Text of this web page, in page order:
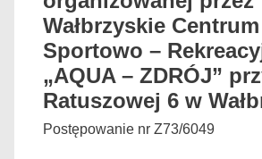
Wałbrzyskie Centrum
Sportowo –
„AQUA – ZDRÓJ”
Ratuszowej 6 w
Postępowanie nr Z73/6049